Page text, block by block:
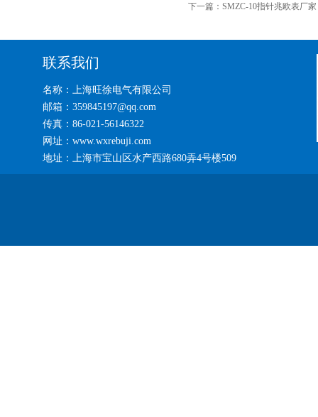
下一篇： SMZC-10指针兆欧表厂家
联系我们
名称：上海旺徐电气有限公司
邮箱：359845197@qq.com
传真：86-021-56146322
网址：www.wxrebuji.com
地址：上海市宝山区水产西路680弄4号楼509